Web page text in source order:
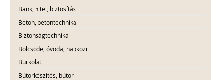
Bank, hitel, biztosítás
Beton, betontechnika
Biztonságtechnika
Bölcsöde, óvoda, napközi
Burkolat
Bútorkészítés, bútor